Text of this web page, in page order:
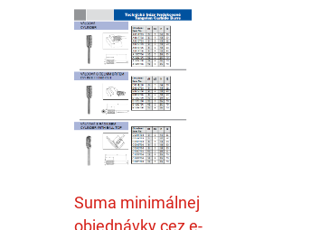
Suma minimálnej
objednávky cez e-